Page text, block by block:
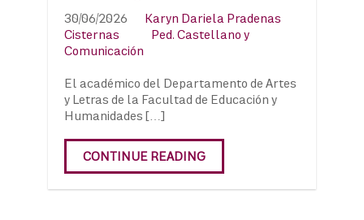
30/06/2026
Karyn Dariela Pradenas
Cisternas
Ped. Castellano y
Comunicación
El académico del Departamento de Artes
y Letras de la Facultad de Educación y
Humanidades […]
CONTINUE READING